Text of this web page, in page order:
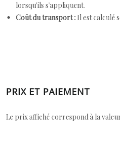
lorsqu'ils s'appliquent.
Coût du transport : Il est calculé
PRIX ET PAIEMENT
Le prix affiché correspond à la